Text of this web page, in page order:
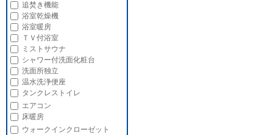
追焚き機能
浴室乾燥機
浴室暖房
ＴＶ付浴室
ミストサウナ
シャワー付洗面化粧台
洗面所独立
温水洗浄便座
タンクレストイレ
エアコン
床暖房
ウォークインクローゼット